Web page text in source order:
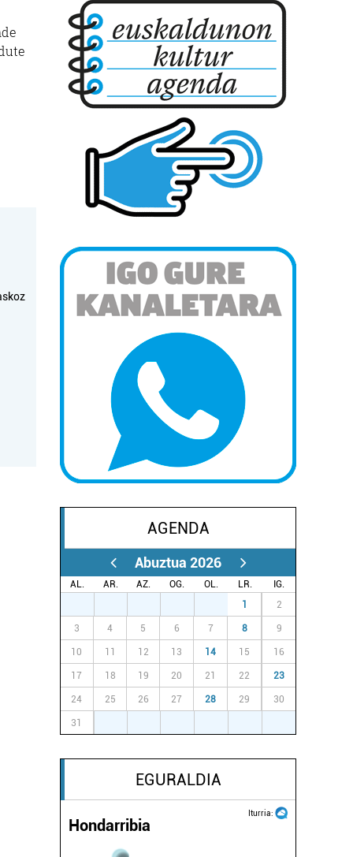
AGENDA
Abuztua 2026
AL. AR. AZ. OG. OL. LR.
IG.
1 2
3 4 5 6 7 8 9
10 11 12 13 14 15 16
17 18 19 20 21 22 23
24 25 26 27 28 29 30
31
EGURALDIA
Iturria:
Hondarribia